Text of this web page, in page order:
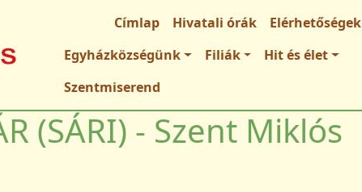
Fő navigációCímlap Hivatali órák
Elérhetőségek
Egyházközségünk
Filiák
Hit és élet
Szentmiserend
(SÁRI) - Szent Miklós